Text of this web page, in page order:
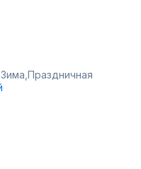
Праздничная